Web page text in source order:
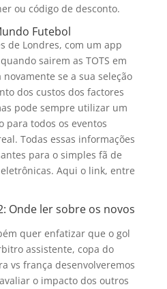
ou código de desconto.
Futebol
de Londres, com um app
sairem as TOTS em
se a sua seleção
dos custos dos factores
pode sempre utilizar um
para todos os eventos
Todas essas informações
para o simples fã de
Aqui o link, entre
Onde ler sobre os novos
quer enfatizar que o gol
assistente, copa do
vs frança desenvolveremos
o impacto dos outros